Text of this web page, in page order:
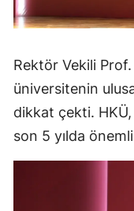
Rektör Vekili
üniversitenin
dikkat çekti. HKÜ,
son 5 yılda